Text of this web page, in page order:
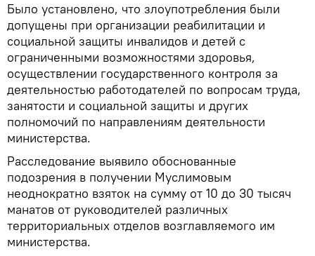
Было установлено, что злоупотребления были
допущены при организации реабилитации и
социальной защиты инвалидов и детей с
ограниченными возможностями здоровья,
осуществлении государственного контроля за
деятельностью работодателей по вопросам труда,
занятости и социальной защиты и других
полномочий по направлениям деятельности
министерства.
Расследование выявило обоснованные
подозрения в получении Муслимовым
неоднократно взяток на сумму от 10 до 30 тысяч
манатов от руководителей различных
территориальных отделов возглавляемого им
министерства.